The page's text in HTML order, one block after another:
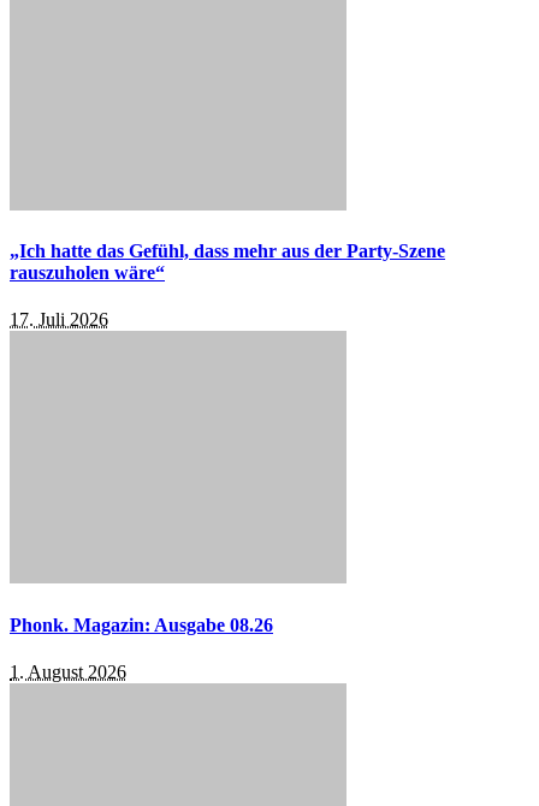
„Ich hatte das Gefühl, dass mehr aus der Party-Szene
rauszuholen wäre“
17. Juli 2026
Phonk. Magazin: Ausgabe 08.26
1. August 2026